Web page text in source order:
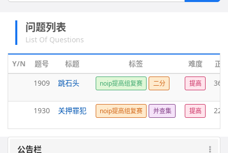
问题列表
List Of Questions
Y/N 题号 标题 标签 难度
正
1909
跳石头 noip提高组复赛 二分 提高
1930 关押罪犯 noip提高组复赛 并查集 提高
公告栏